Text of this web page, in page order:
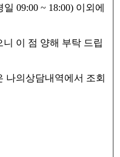
09:00 ~ 18:00) 이외에
이 점 양해 부탁 드립
나의상담내역에서 조회